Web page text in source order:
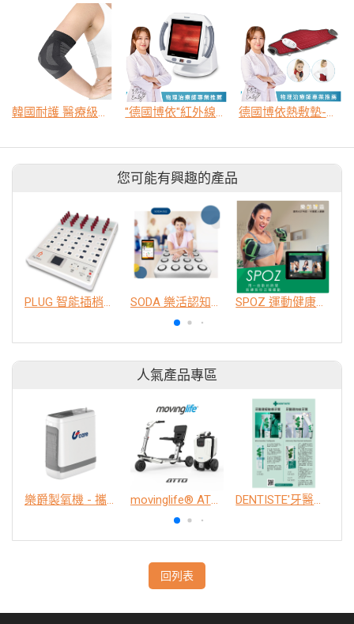
韓國耐護 醫療級高效透氣護肘 JC-302 "德國博依"紅外線燈 IL 50 德國博依熱敷墊-特易固型 HK 55
您可能有興趣的產品
PLUG 智能插梢認知訓練機 SODA 樂活認知訓練機 SPOZ 運動健康養成系統
人氣產品專區
樂爵製氧機 - 攜帶型 movinglife® ATTO新世代電動代步車 經典款 DENTISTE'牙醫選極敏感牙膏、抗蛀牙膏
回列表